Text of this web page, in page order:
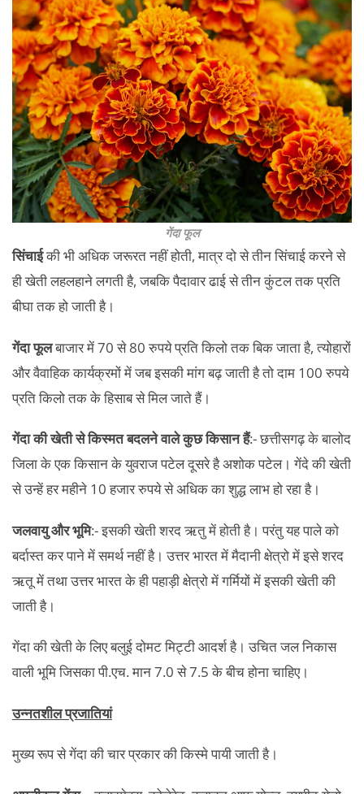
गेंदा फूल
सिंचाईकी भी अधिक जरूरत नहीं होती, मात्र दो से तीन सिंचाई करने से
ही खेती लहलहाने लगती है, जबकि पैदावार ढाई से तीन कुंटल तक प्रति
बीघा तक हो जाती है।
गेंदा फूलबाजार में 70 से 80 रुपये प्रति किलो तक बिक जाता है, त्योहारों
और वैवाहिक कार्यक्रमों में जब इसकी मांग बढ़ जाती है तो दाम 100 रुपये
प्रति किलो तक के हिसाब से मिल जाते हैं।
गेंदा की खेती से किस्मत बदलने वाले कुछ किसान हैं:- छत्तीसगढ़ के बालोद
जिला के एक किसान के युवराज पटेल दूसरे है अशोक पटेल। गेंदे की खेती
से उन्हें हर महीने 10 हजार रुपये से अधिक का शुद्ध लाभ हो रहा है।
जलवायु और भूमि:- इसकी खेती शरद ऋतु में होती है। परंतु यह पाले को
बर्दास्त कर पाने में समर्थ नहीं है। उत्तर भारत में मैदानी क्षेत्रो में इसे शरद
ऋतू में तथा उत्तर भारत के ही पहाड़ी क्षेत्रो में गर्मियों में इसकी खेती की
जाती है।
गेंदा की खेती के लिए बलुई दोमट मिट्टी आदर्श है। उचित जल निकास
वाली भूमि जिसका पी.एच. मान 7.0 से 7.5 के बीच होना चाहिए।
उन्नतशील प्रजातियां
मुख्य रूप से गेंदा की चार प्रकार की किस्मे पायी जाती है।